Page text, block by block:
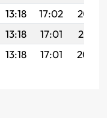
13:18 17:02
20:03
13:18 17:01
20:01
13:18 17:01 20:00